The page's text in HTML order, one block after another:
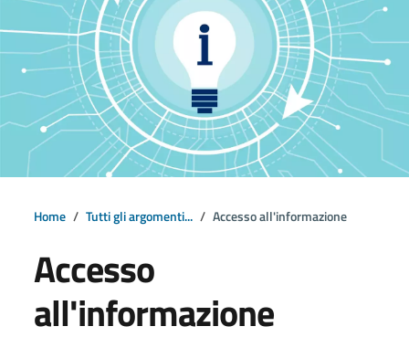
Home Tutti gli argomenti... Accesso all'informazione
Accesso
all'informazione